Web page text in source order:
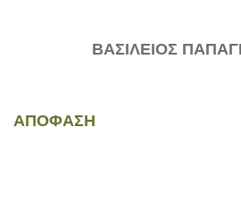
ΒΑΣΙΛΕΙΟΣ
ΑΠΟΦΑΣΗ